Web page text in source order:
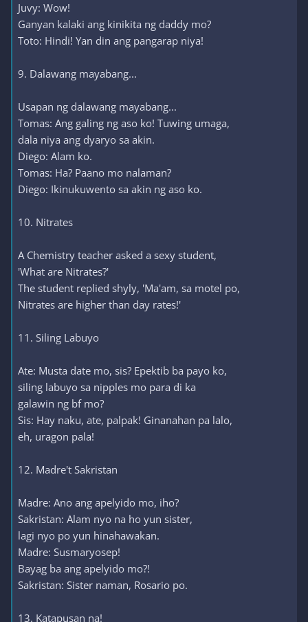
Juvy: Wow!
Ganyan kalaki ang kinikita ng daddy mo?
Toto: Hindi! Yan din ang pangarap niya!
9. Dalawang mayabang...
Usapan ng dalawang mayabang...
Tomas: Ang galing ng aso ko! Tuwing umaga,
dala niya ang dyaryo sa akin.
Diego: Alam ko.
Tomas: Ha? Paano mo nalaman?
Diego: Ikinukuwento sa akin ng aso ko.
10. Nitrates
A Chemistry teacher asked a sexy student,
'What are Nitrates?'
The student replied shyly, 'Ma'am, sa motel po,
Nitrates are higher than day rates!'
11. Siling Labuyo
Ate: Musta date mo, sis? Epektib ba payo ko,
siling labuyo sa nipples mo para di ka
galawin ng bf mo?
Sis: Hay naku, ate, palpak! Ginanahan pa lalo,
eh, uragon pala!
12. Madre't Sakristan
Madre: Ano ang apelyido mo, iho?
Sakristan: Alam nyo na ho yun sister,
lagi nyo po yun hinahawakan.
Madre: Susmaryosep!
Bayag ba ang apelyido mo?!
Sakristan: Sister naman, Rosario po.
13. Katapusan na!